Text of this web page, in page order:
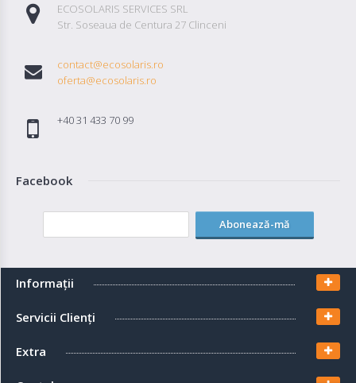
648,45 RON
Adaugă in Wishlist
Compară produsul
ECOSOLARIS SERVICES SRL
Str. Soseaua de Centura 27 Clinceni
contact@ecosolaris.ro
oferta@ecosolaris.ro
+40 31 433 70 99
Facebook
Abonează-mă
Informaţii
Servicii Clienţi
Extra